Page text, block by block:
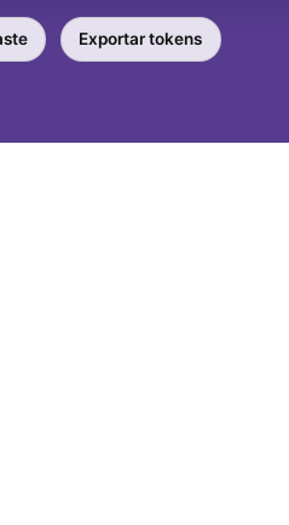
Exportar tokens